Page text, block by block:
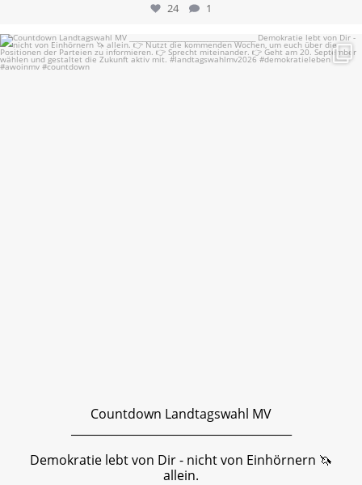
24 1
Countdown Landtagswahl MV...
Countdown Landtagswahl MV
Demokratie lebt von Dir - nicht von Einhörnern 🦄
allein.